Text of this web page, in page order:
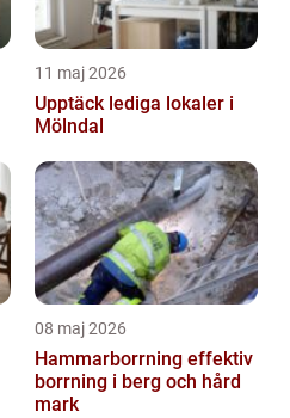
11 maj 2026
Upptäck lediga lokaler i
Mölndal
08 maj 2026
Hammarborrning effektiv
borrning i berg och hård
mark